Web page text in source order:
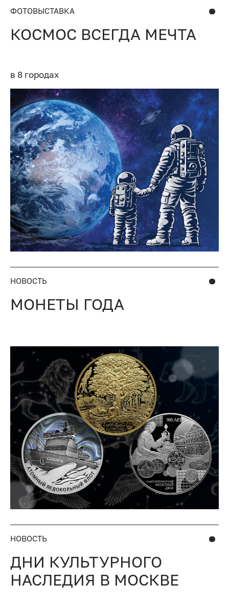
ФОТОВЫСТАВКА
КОСМОС ВСЕГДА МЕЧТА
в 8 городах
НОВОСТЬ
МОНЕТЫ ГОДА
НОВОСТЬ
ДНИ КУЛЬТУРНОГО
НАСЛЕДИЯ В МОСКВЕ